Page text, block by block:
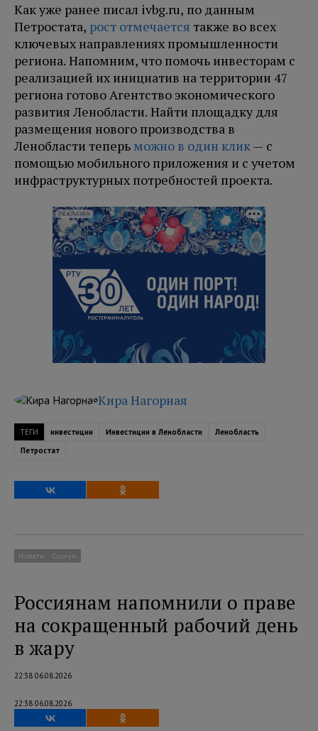
Как уже ранее писал ivbg.ru, по данным
Петростата, рост отмечается также во всех
ключевых направлениях промышленности
региона. Напомним, что помочь инвесторам с
реализацией их инициатив на территории 47
региона готово Агентство экономического
развития Ленобласти. Найти площадку для
размещения нового производства в
Ленобласти теперь можно в один клик— с
помощью мобильного приложения и с учетом
инфраструктурных потребностей проекта.
РЕКЛАМА
Кира Нагорная
ТЕГИ инвестиции Инвестиции в Ленобласти
Ленобласть
Петростат
Новости Социум
Россиянам напомнили о праве
на сокращенный рабочий день
в жару
22:38 06.08.2026
22:38 06.08.2026